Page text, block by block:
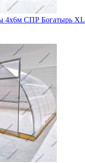
4х6м СПР Богатырь XL